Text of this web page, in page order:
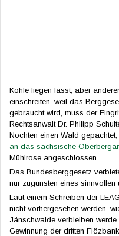
Kohle liegen lässt, aber
einschreiten, weil das
gebraucht wird, muss der
Rechtsanwalt Dr. Philipp
Nochten einen Wald
an das sächsische
Mühlrose angeschlossen.
Das Bundesberggesetz
nur zugunsten eines
Laut einem Schreiben der
nicht vorhergesehen werden,
Jänschwalde verbleiben
Gewinnung der dritten